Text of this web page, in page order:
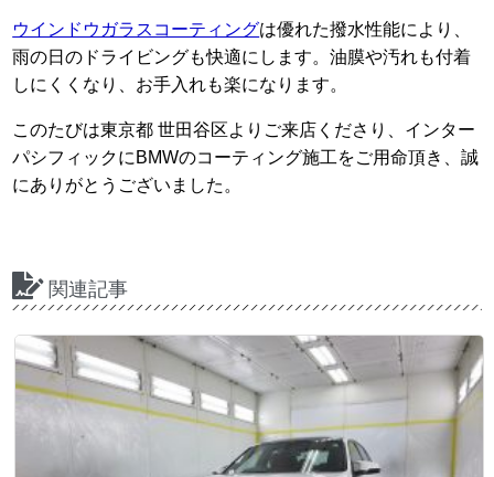
ウインドウガラスコーティングは優れた撥水性能により、
雨の日のドライビングも快適にします。油膜や汚れも付着
しにくくなり、お手入れも楽になります。
このたびは東京都 世田谷区よりご来店くださり、インター
パシフィックにBMWのコーティング施工をご用命頂き、誠
にありがとうございました。
関連記事